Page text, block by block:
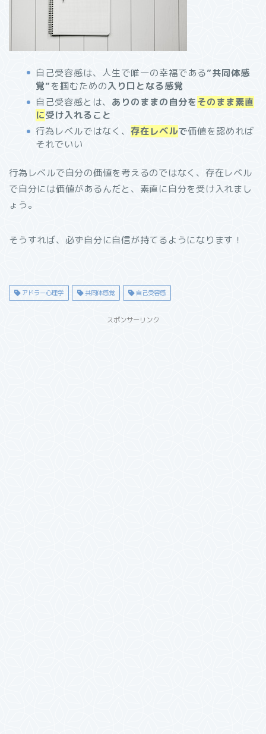
自己受容感は、人生で唯一の幸福である”共同体感
覚”を掴むための入り口となる感覚
自己受容感とは、 ありのままの自分をそのまま素直
に受け入れること
行為レベルではなく、 存在レベルで価値を認めれば
それでいい
行為レベルで自分の価値を考えるのではなく、存在レベル
で自分には価値があるんだと、素直に自分を受け入れまし
ょう。
そうすれば、必ず自分に自信が持てるようになります！
アドラー心理学 共同体感覚 自己受容感
スポンサーリンク